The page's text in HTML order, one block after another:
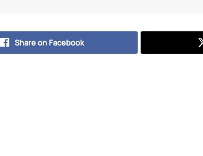
Share on Facebook